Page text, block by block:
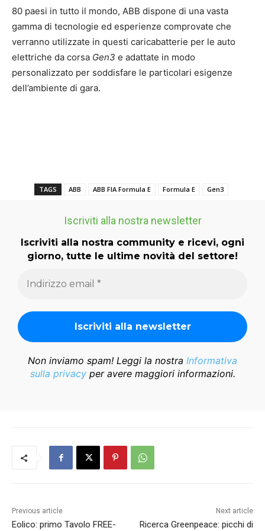
80 paesi in tutto il mondo, ABB dispone di una vasta
gamma di tecnologie ed esperienze comprovate che
verranno utilizzate in questi caricabatterie per le auto
elettriche da corsa Gen3 e adattate in modo
personalizzato per soddisfare le particolari esigenze
dell’ambiente di gara.
TAGS ABB ABB FIA Formula E Formula E Gen3
Iscriviti alla nostra newsletter
Iscriviti alla nostra community e ricevi, ogni
giorno, tutte le ultime novità del settore!
Non inviamo spam! Leggi la nostra Informativa
sulla privacyper avere maggiori informazioni.
Previous article
Eolico: primo Tavolo FREE-
Next article
Ricerca Greenpeace: picchi di